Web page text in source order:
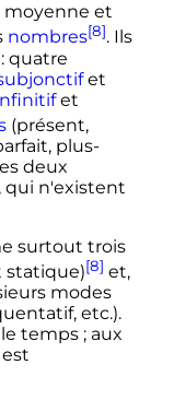
moyenne et
nombres[8]. Ils
: quatre
et
et
(présent,
plus-
deux
qui n'existent
surtout trois
statique)[8] et,
modes
etc.).
temps ; aux